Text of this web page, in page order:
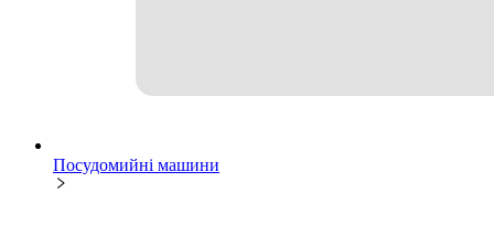
Посудомийні машини